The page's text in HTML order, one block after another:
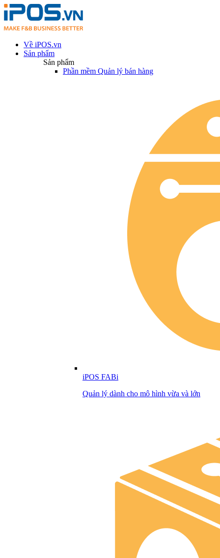
Về iPOS.vn
Sản phẩm
Sản phẩm
Phần mềm Quản lý bán hàng
iPOS FABi
Quản lý dành cho mô hình vừa và lớn